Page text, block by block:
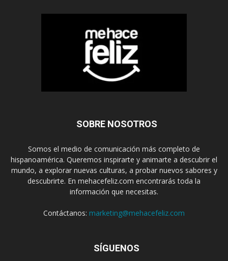
SOBRE NOSOTROS
Somos el medio de comunicación más completo de
hispanoamérica. Queremos inspirarte y animarte a descubrir el
mundo, a explorar nuevas culturas, a probar nuevos sabores y
descubrirte. En mehacefeliz.com encontrarás toda la
información que necesitas.
Contáctanos: marketing@mehacefeliz.com
SÍGUENOS